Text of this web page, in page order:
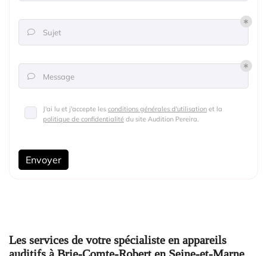
 Sujet
 Message
J'ai lu et j'accepte les conditions générales d'utilisation et la
politique de confidentialité du site Audition Pereira.
Envoyer
Les services de votre spécialiste en appareils